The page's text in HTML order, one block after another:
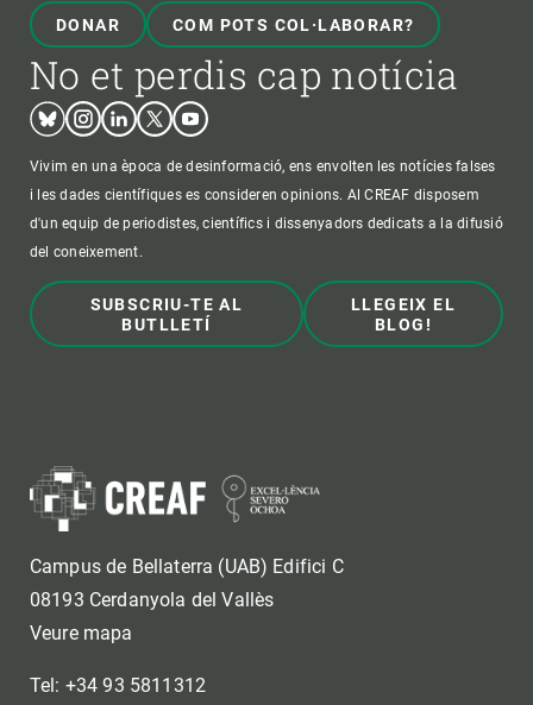
DONAR COM POTS COL·LABORAR?
No et perdis cap notícia
BlueskyInstagram
LinkedinTwitterYoutube
Vivim en una època de desinformació, ens envolten les notícies falses
i les dades científiques es consideren opinions. Al CREAF disposem
d'un equip de periodistes, científics i dissenyadors dedicats a la difusió
del coneixement.
SUBSCRIU-TE AL
BUTLLETÍ
LLEGEIX EL
BLOG!
Campus de Bellaterra (UAB) Edifici C
08193 Cerdanyola del Vallès
Veure mapa
Tel: +34 93 5811312